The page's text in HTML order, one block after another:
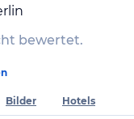
bewertet.
Bilder Hotels